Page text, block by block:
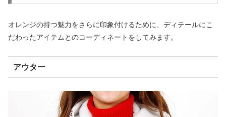
オレンジの持つ魅力をさらに印象付けるために、ディテールにこ
だわったアイテムとのコーディネートをしてみます。
アウター